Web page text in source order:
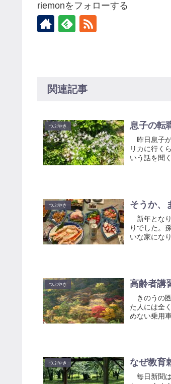
riemonをフォローする
関連記事
つぶやき 息子の転
昨日息子
リカに行く
いう話を聞
つぶやき そうか、
新年とな
りでした。
いな家にな
つぶやき 高齢者講
きのうの
た人には全
めない乗用
つぶやき なぜ教育
毎日新聞